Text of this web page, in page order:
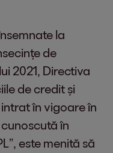
la
de
2021, Directiva
de credit și
în vigoare în
în
este menită să